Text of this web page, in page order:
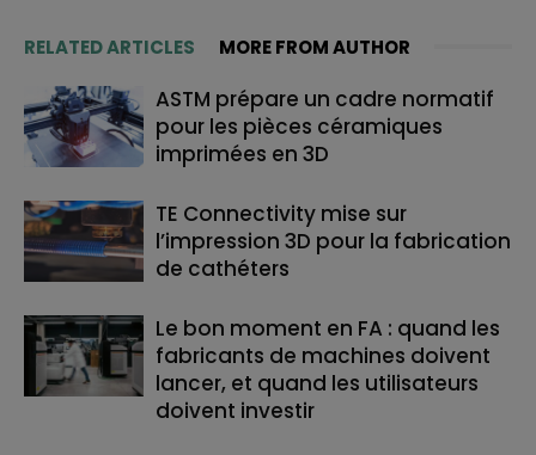
RELATED ARTICLES MORE FROM AUTHOR
ASTM prépare un cadre normatif
pour les pièces céramiques
imprimées en 3D
TE Connectivity mise sur
l’impression 3D pour la fabrication
de cathéters
Le bon moment en FA : quand les
fabricants de machines doivent
lancer, et quand les utilisateurs
doivent investir